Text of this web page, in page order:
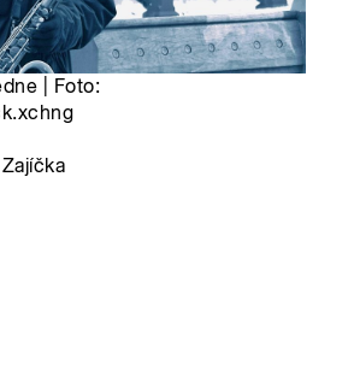
| Foto: